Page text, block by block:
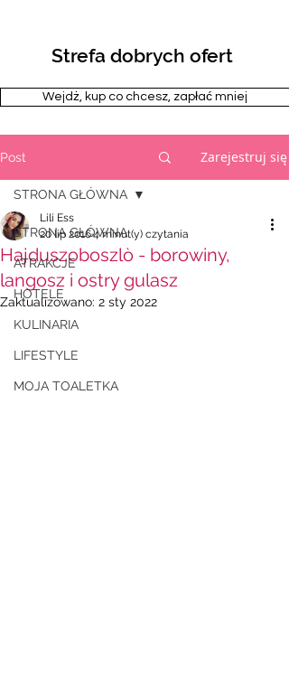
Strefa dobrych ofert
Wejdż, kup co chcesz, zapłać mniej
Post Zarejestruj się
STRONA GŁÓWNA
ATRAKCJE
HOTELE
KULINARIA
LIFESTYLE
MOJA TOALETKA
STRONA GŁÓWNA
Hajduszoboszlò - borowiny,
langosz i ostry gulasz
Lili Ess
20 lip 20164 minut(y) czytania
Zaktualizowano: 2 sty 2022